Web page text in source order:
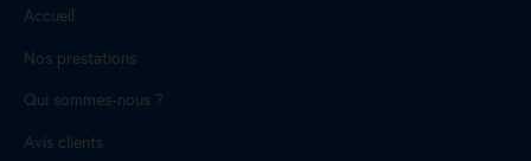
Accueil
Nos prestations
Qui sommes-nous ?
Avis clients